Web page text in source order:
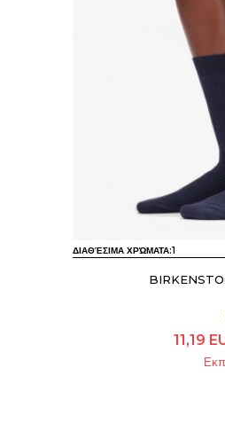
ΔΙΑΘΈΣΙΜΑ ΧΡΏΜΑΤΑ:1
11,19